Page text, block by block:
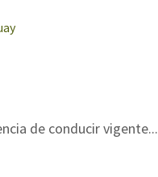
de conducir vigente...